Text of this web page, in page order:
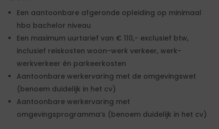
Een aantoonbare afgeronde opleiding op minimaal
hbo bachelor niveau
Een maximum uurtarief van € 110,- exclusief btw,
inclusief reiskosten woon-werk verkeer, werk-
werkverkeer én parkeerkosten
Aantoonbare werkervaring met de omgevingswet
(benoem duidelijk in het cv)
Aantoonbare werkervaring met
omgevingsprogramma’s (benoem duidelijk in het cv)